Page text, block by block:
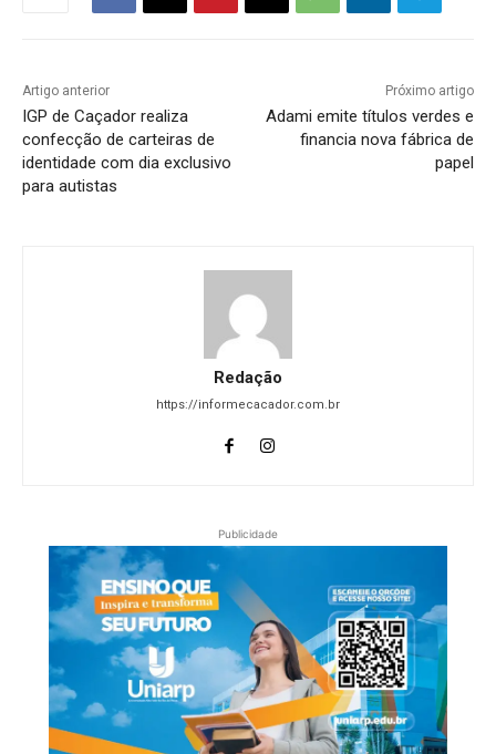
Artigo anterior
IGP de Caçador realiza
confecção de carteiras de
identidade com dia exclusivo
para autistas
Próximo artigo
Adami emite títulos verdes e
financia nova fábrica de
papel
Redação
https://informecacador.com.br
Publicidade